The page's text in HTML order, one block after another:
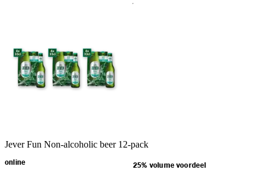
Jever Fun Non-alcoholic beer 12-pack
online 25% volume voordeel